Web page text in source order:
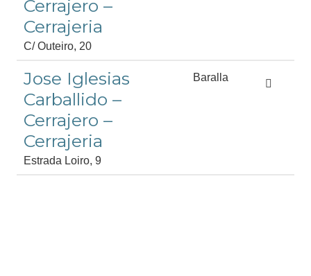
Cerrajero –
Cerrajeria
C/ Outeiro, 20
Jose Iglesias
Carballido –
Cerrajero –
Cerrajeria
Baralla
Estrada Loiro, 9